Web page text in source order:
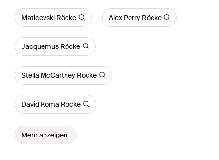
Maticevski Röcke Alex Perry Röcke
Jacquemus Röcke
Stella McCartney Röcke
David Koma Röcke
Mehr anzeigen